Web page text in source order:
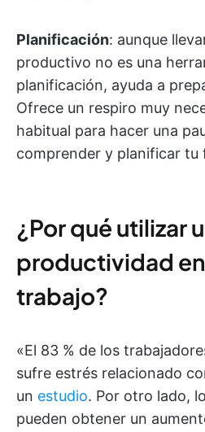
Planificación: aunque
productivo no es una
planificación, ayuda a
Ofrece un respiro muy
habitual para hacer una
comprender y planificar tu
¿Por qué utilizar
productividad
trabajo?
«El 83 % de los
sufre estrés relacionado
un estudio. Por otro lado,
pueden obtener un